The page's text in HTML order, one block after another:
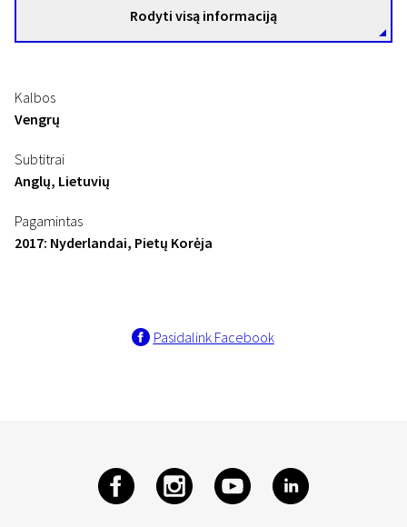
Rodyti visą informaciją
Kalbos
Vengrų
Subtitrai
Anglų, Lietuvių
Pagamintas
2017: Nyderlandai, Pietų Korėja
Pasidalink Facebook